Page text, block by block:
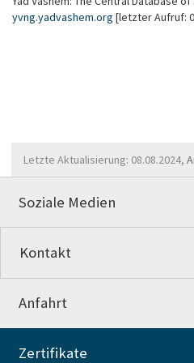
yvng.yadvashem.org [letzter Aufruf:
Letzte Aktualisierung: 08.08.2024,
Soziale Medien
Kontakt
Anfahrt
Zertifikate